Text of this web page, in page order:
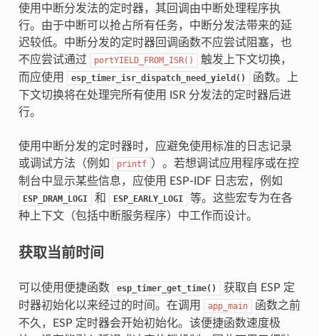
使用中断分发法的定时器，其回调由中断处理程序执
行。由于中断可以抢占所有任务，中断分发法带来的延
迟较低。中断分发的定时器回调函数不应尝试阻塞，也
不应尝试通过
portYIELD_FROM_ISR()
触发上下文切换，
而应使用
esp_timer_isr_dispatch_need_yield()
函数。上
下文切换将在处理完所有使用 ISR 分发法的定时器后进
行。
使用中断分发的定时器时，应避免使用标准的日志记录
或调试方法（例如
printf ）。若想调试应用程序或在控
制台中显示某些信息，应使用 ESP-IDF 日志宏，例如
ESP_DRAM_LOGI 和 ESP_EARLY_LOGI
等。这些宏专为在各
种上下文（包括中断服务程序）中工作而设计。
获取当前时间
可以使用便捷函数 esp_timer_get_time()
获取自 ESP 定
时器初始化以来经过的时间。在调用
app_main
函数之前
不久，ESP 定时器会开始初始化。该便捷函数速度极